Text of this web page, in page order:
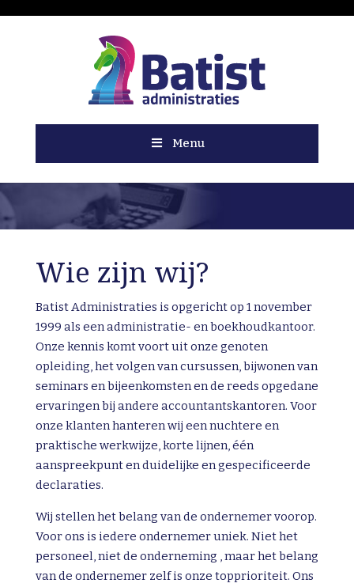
Menu
Wie zijn wij?
Batist Administraties is opgericht op 1 november
1999 als een administratie- en boekhoudkantoor.
Onze kennis komt voort uit onze genoten
opleiding, het volgen van cursussen, bijwonen van
seminars en bijeenkomsten en de reeds opgedane
ervaringen bij andere accountantskantoren. Voor
onze klanten hanteren wij een nuchtere en
praktische werkwijze, korte lijnen, één
aanspreekpunt en duidelijke en gespecificeerde
declaraties.
Wij stellen het belang van de ondernemer voorop.
Voor ons is iedere ondernemer uniek. Niet het
personeel, niet de onderneming , maar het belang
van de ondernemer zelf is onze topprioriteit. Ons